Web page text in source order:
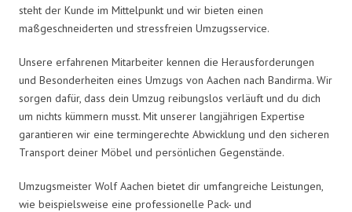
steht der Kunde im Mittelpunkt und wir bieten einen
maßgeschneiderten und stressfreien Umzugsservice.
Unsere erfahrenen Mitarbeiter kennen die Herausforderungen
und Besonderheiten eines Umzugs von Aachen nach Bandirma. Wir
sorgen dafür, dass dein Umzug reibungslos verläuft und du dich
um nichts kümmern musst. Mit unserer langjährigen Expertise
garantieren wir eine termingerechte Abwicklung und den sicheren
Transport deiner Möbel und persönlichen Gegenstände.
Umzugsmeister Wolf Aachen bietet dir umfangreiche Leistungen,
wie beispielsweise eine professionelle Pack- und